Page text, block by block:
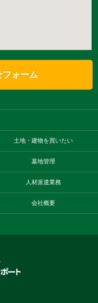
ォーム
土地・建物を買いたい
墓地管理
人材派遣業務
会社概要